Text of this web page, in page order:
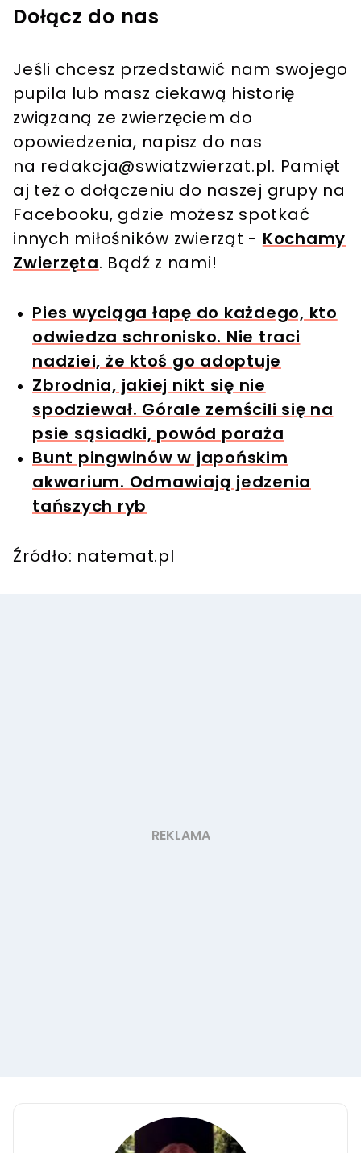
Dołącz do nas
Jeśli chcesz przedstawić nam swojego
pupila lub masz ciekawą historię
związaną ze zwierzęciem do
opowiedzenia, napisz do nas
na redakcja@swiatzwierzat.pl. Pamięt
aj też o dołączeniu do naszej grupy na
Facebooku, gdzie możesz spotkać
innych miłośników zwierząt - Kochamy
Zwierzęta. Bądź z nami!
Pies wyciąga łapę do każdego, kto
odwiedza schronisko. Nie traci
nadziei, że ktoś go adoptuje
Zbrodnia, jakiej nikt się nie
spodziewał. Górale zemścili się na
psie sąsiadki, powód poraża
Bunt pingwinów w japońskim
akwarium. Odmawiają jedzenia
tańszych ryb
Źródło: natemat.pl